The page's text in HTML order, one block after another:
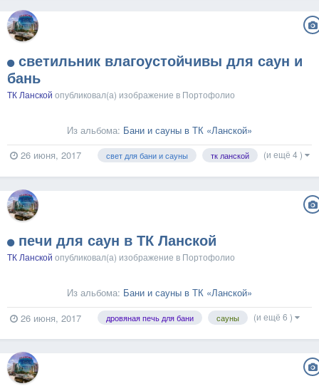
светильник влагоустойчивы для саун и
бань
ТК Ланской опубликовал(а) изображение в Портофолио
Из альбома: Бани и сауны в ТК «Ланской»
26 июня, 2017
свет для бани и сауны тк ланской (и ещё 4 )
печи для саун в ТК Ланской
ТК Ланской опубликовал(а) изображение в Портофолио
Из альбома: Бани и сауны в ТК «Ланской»
26 июня, 2017
дровяная печь для бани сауны (и ещё 6 )